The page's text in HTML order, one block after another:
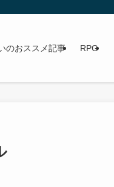
のおススメ記事 RPG